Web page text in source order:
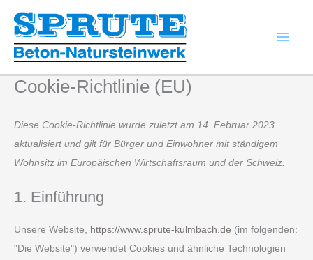
Zum
Inhalt
springen
Cookie-Richtlinie (EU)
Diese Cookie-Richtlinie wurde zuletzt am 14. Februar 2023
aktualisiert und gilt für Bürger und Einwohner mit ständigem
Wohnsitz im Europäischen Wirtschaftsraum und der Schweiz.
1. Einführung
Unsere Website, https://www.sprute-kulmbach.de (im folgenden:
"Die Website") verwendet Cookies und ähnliche Technologien